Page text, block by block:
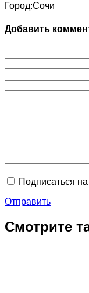
Город:Сочи
Добавить
Подписаться
Отправить
Смотрите